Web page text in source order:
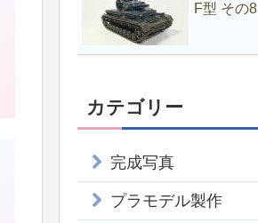
F型 その8
カテゴリー
完成写真
プラモデル製作